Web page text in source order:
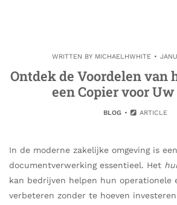
WRITTEN BY MICHAELHWHITE
Ontdek de Voordelen van
een Copier voor
BLOG ARTICLE
In de moderne zakelijke omgeving is
documentverwerking essentieel. Het
kan bedrijven helpen hun operationele
verbeteren zonder te hoeven